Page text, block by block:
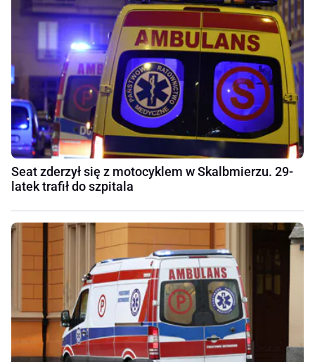
Seat zderzył się z motocyklem w Skalbmierzu. 29-
latek trafił do szpitala